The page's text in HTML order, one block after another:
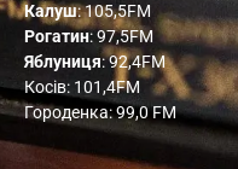
Калуш: 105,5FM
Рогатин: 97,5FM
Яблуниця: 92,4FM
Косів: 101,4FM
Городенка: 99,0 FM